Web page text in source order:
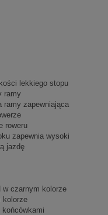
lekkiego stopu
ramy
ramy zapewniająca
roweru
zapewnia wysoki
jazdę
w czarnym kolorze
kolorze